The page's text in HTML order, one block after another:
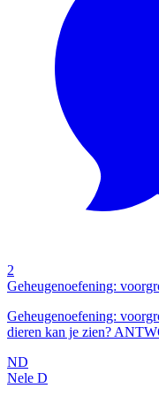
2
Geheugenoefening:
Geheugenoefening:
dieren kan je zien?
ND
Nele D